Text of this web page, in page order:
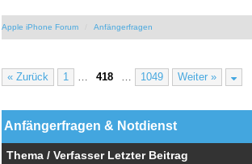
Apple iPhone Forum Anfängerfragen
« Zurück 1 418 1049 Weiter »
Anfängerfragen & Notdienst
Thema /Verfasser Letzter Beitrag